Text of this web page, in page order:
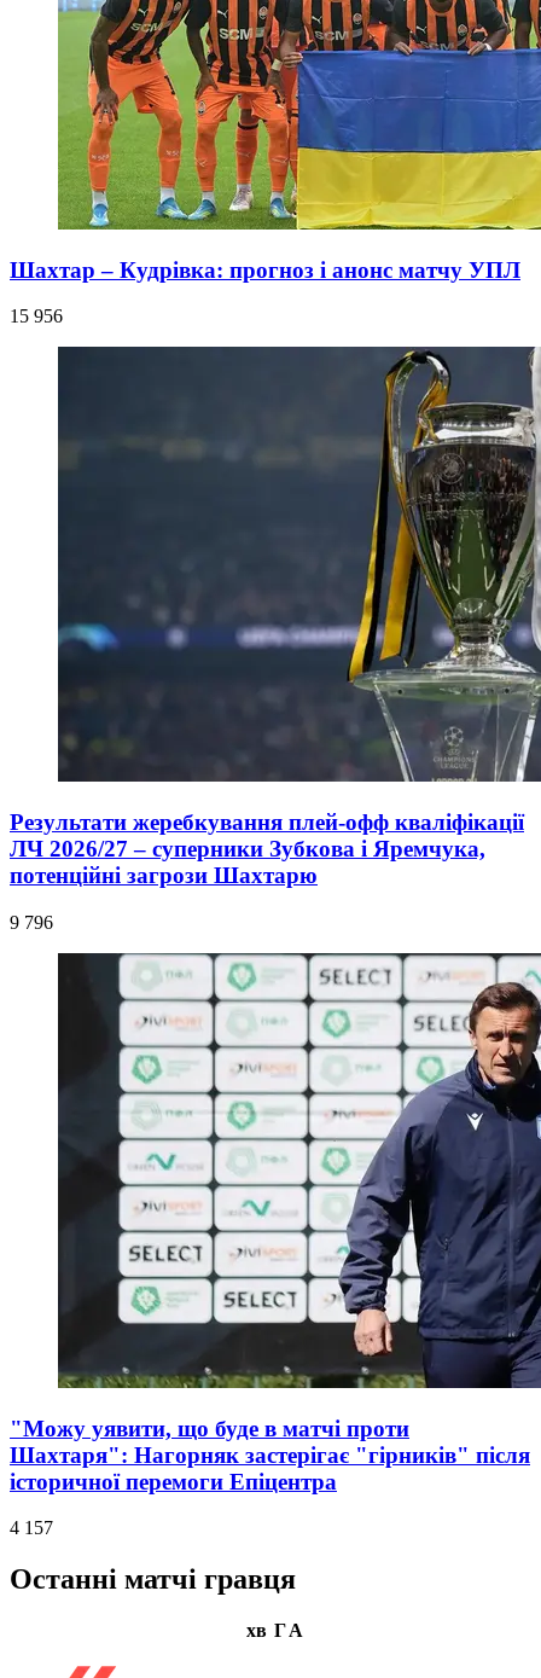
Шахтар – Кудрівка: прогноз і анонс матчу УПЛ
15 956
Результати жеребкування плей-офф кваліфікації
ЛЧ 2026/27 – суперники Зубкова і Яремчука,
потенційні загрози Шахтарю
9 796
"Можу уявити, що буде в матчі проти
Шахтаря": Нагорняк застерігає "гірників" після
історичної перемоги Епіцентра
4 157
Останні матчі гравця
хв ГА